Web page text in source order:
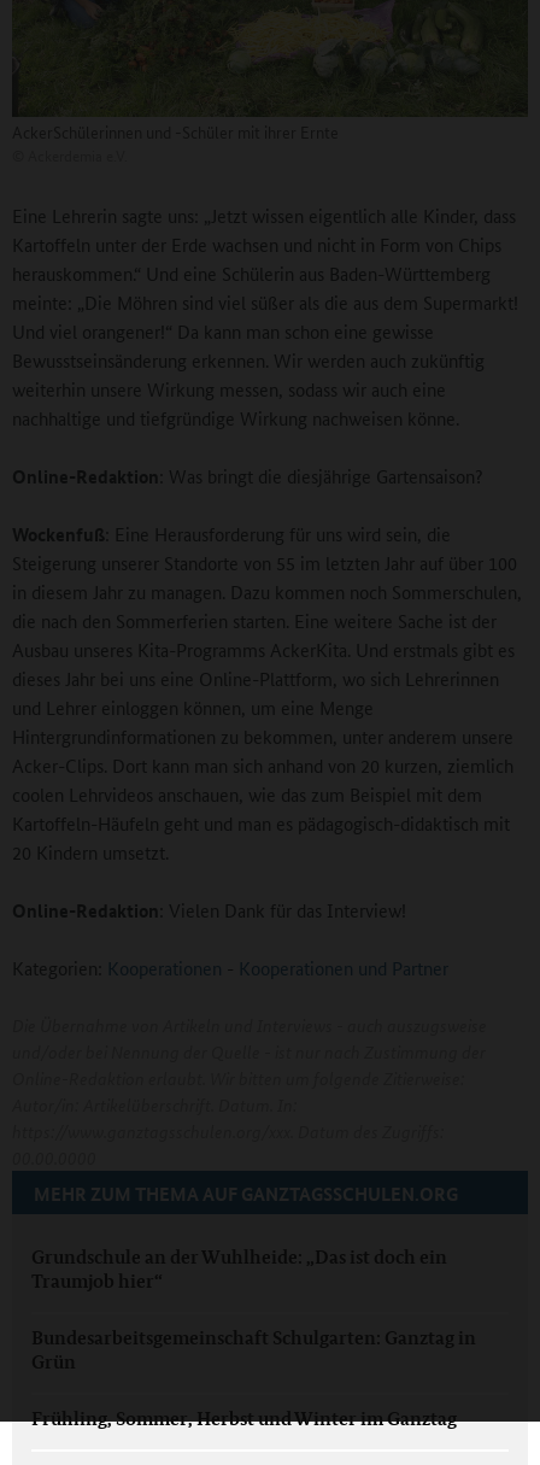
Eine Lehrerin sagte uns: „Jetzt wissen eigentlich alle Kinder, dass
Kartoffeln unter der Erde wachsen und nicht in Form von Chips
herauskommen.“ Und eine Schülerin aus Baden-Württemberg
meinte: „Die Möhren sind viel süßer als die aus dem Supermarkt!
Und viel orangener!“ Da kann man schon eine gewisse
Bewusstseinsänderung erkennen. Wir werden auch zukünftig
weiterhin unsere Wirkung messen, sodass wir auch eine
nachhaltige und tiefgründige Wirkung nachweisen könne.
Online-Redaktion : Was bringt die diesjährige Gartensaison?
Wockenfuß : Eine Herausforderung für uns wird sein, die
Steigerung unserer Standorte von 55 im letzten Jahr auf über 100
in diesem Jahr zu managen. Dazu kommen noch Sommerschulen,
die nach den Sommerferien starten. Eine weitere Sache ist der
Ausbau unseres Kita-Programms AckerKita. Und erstmals gibt es
dieses Jahr bei uns eine Online-Plattform, wo sich Lehrerinnen
und Lehrer einloggen können, um eine Menge
Hintergrundinformationen zu bekommen, unter anderem unsere
Acker-Clips. Dort kann man sich anhand von 20 kurzen, ziemlich
coolen Lehrvideos anschauen, wie das zum Beispiel mit dem
Kartoffeln-Häufeln geht und man es pädagogisch-didaktisch mit
20 Kindern umsetzt.
Online-Redaktion : Vielen Dank für das Interview!
Kategorien: Kooperationen - Kooperationen und Partner
MEHR ZUM THEMA AUF GANZTAGSSCHULEN.ORG
Grundschule an der Wuhlheide: „Das ist doch ein
Traumjob hier“
Bundesarbeitsgemeinschaft Schulgarten: Ganztag in
Grün
Frühling, Sommer, Herbst und Winter im Ganztag